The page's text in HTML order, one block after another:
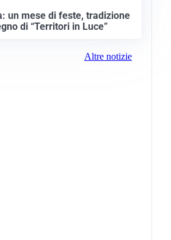
un mese di feste, tradizione
di “Territori in Luce”
Altre notizie